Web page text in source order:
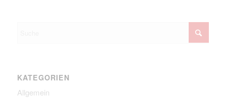
KATEGORIEN
Allgemein